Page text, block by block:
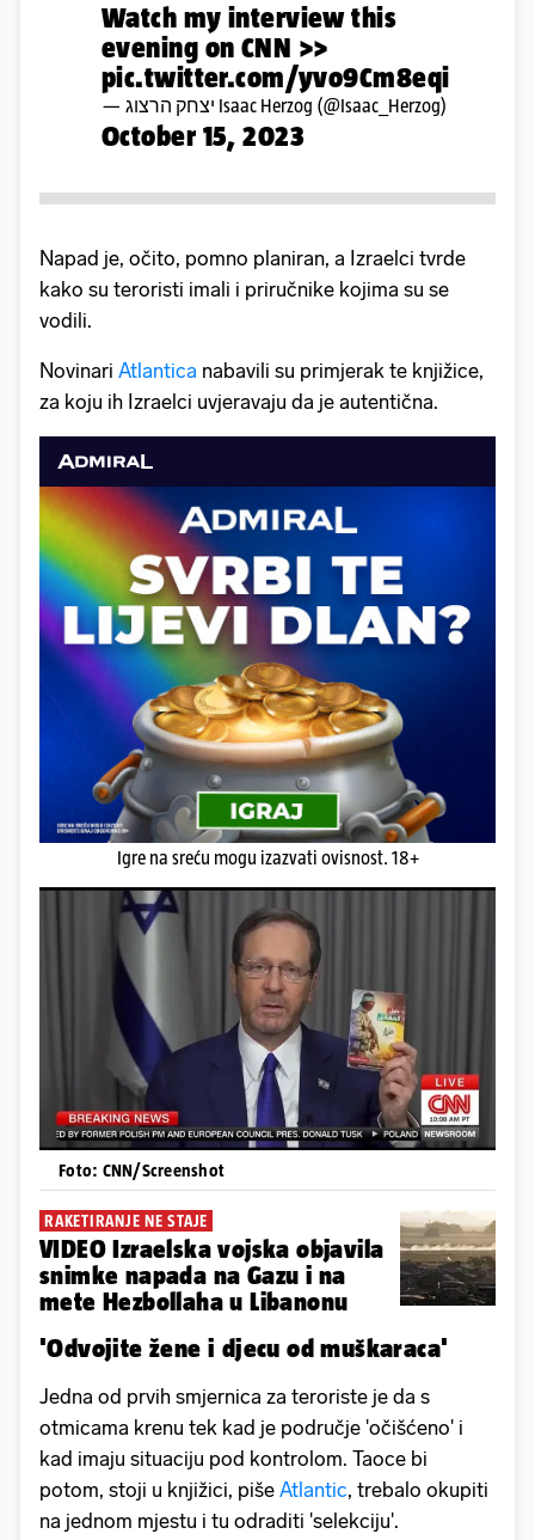
Watch my interview this
evening on CNN >>
pic.twitter.com/yvo9Cm8eqi
— יצחק הרצוג Isaac Herzog (@Isaac_Herzog)
October 15, 2023
Napad je, očito, pomno planiran, a Izraelci tvrde
kako su teroristi imali i priručnike kojima su se
vodili.
Novinari Atlantica nabavili su primjerak te knjižice,
za koju ih Izraelci uvjeravaju da je autentična.
Igre na sreću mogu izazvati ovisnost. 18+
Foto: CNN/Screenshot
RAKETIRANJE NE STAJE
VIDEO Izraelska vojska objavila
snimke napada na Gazu i na
mete Hezbollaha u Libanonu
'Odvojite žene i djecu od muškaraca'
Jedna od prvih smjernica za teroriste je da s
otmicama krenu tek kad je područje 'očišćeno' i
kad imaju situaciju pod kontrolom. Taoce bi
potom, stoji u knjižici, piše Atlantic, trebalo okupiti
na jednom mjestu i tu odraditi 'selekciju'.